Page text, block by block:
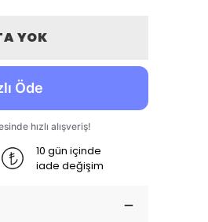
YOK
10 gün içinde
iade değişim